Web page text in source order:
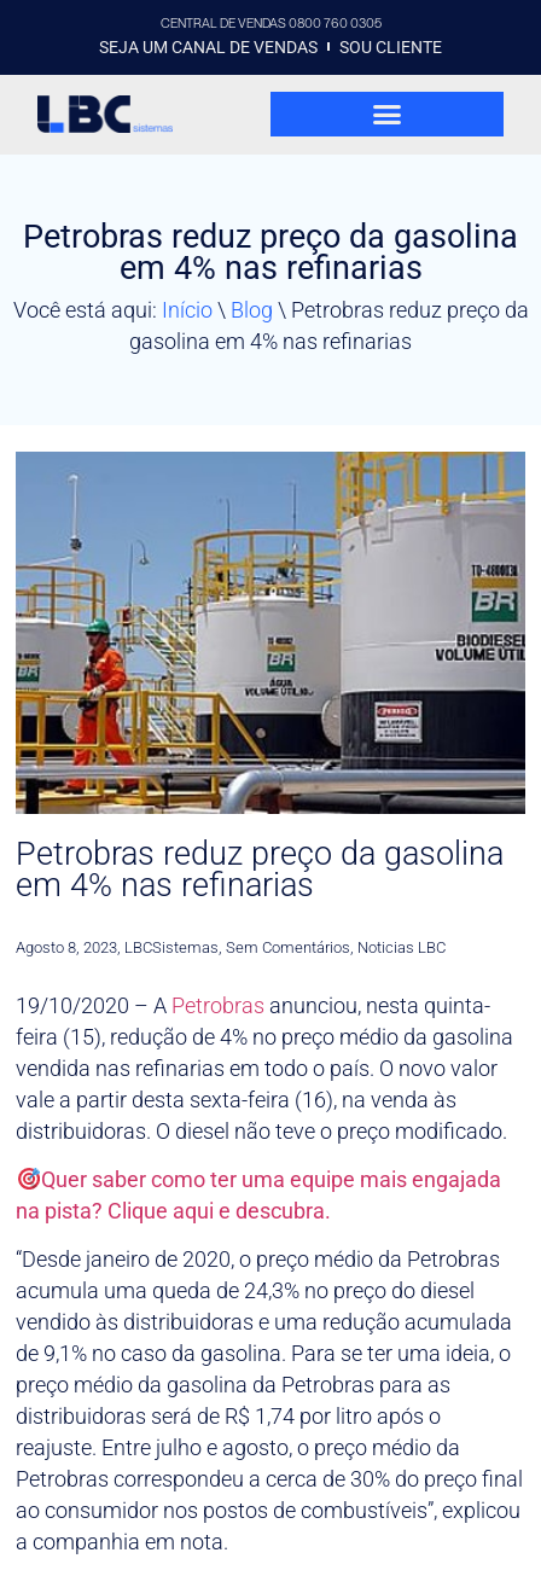
CENTRAL DE VENDAS 0800 760 0305
SEJA UM CANAL DE VENDAS SOU CLIENTE
Petrobras reduz preço da gasolina
em 4% nas refinarias
Você está aqui: Início\ Blog \ Petrobras reduz preço da
gasolina em 4% nas refinarias
Petrobras reduz preço da gasolina
em 4% nas refinarias
Agosto 8, 2023, LBCSistemas, Sem Comentários, Noticias LBC
19/10/2020 – A Petrobras anunciou, nesta quinta-
feira (15), redução de 4% no preço médio da gasolina
vendida nas refinarias em todo o país. O novo valor
vale a partir desta sexta-feira (16), na venda às
distribuidoras. O diesel não teve o preço modificado.
Quer saber como ter uma equipe mais engajada
na pista? Clique aqui e descubra.
“Desde janeiro de 2020, o preço médio da Petrobras
acumula uma queda de 24,3% no preço do diesel
vendido às distribuidoras e uma redução acumulada
de 9,1% no caso da gasolina. Para se ter uma ideia, o
preço médio da gasolina da Petrobras para as
distribuidoras será de R$ 1,74 por litro após o
reajuste. Entre julho e agosto, o preço médio da
Petrobras correspondeu a cerca de 30% do preço final
ao consumidor nos postos de combustíveis”, explicou
a companhia em nota.